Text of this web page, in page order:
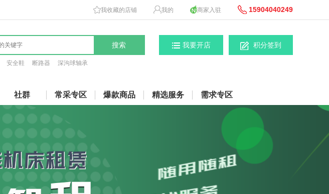
我收藏的店铺 我的 商家入驻 15904040249
我要开店 积分签到
安全鞋 断路器 深沟球轴承
社群 常采专区 爆款商品 精选服务 需求专区